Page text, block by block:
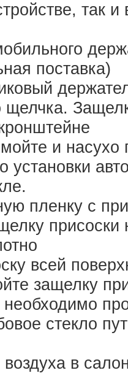
так и
поставка)
щелчка.
и насухо
установки
пленку с
присоски
всей
защелку
стекло
в